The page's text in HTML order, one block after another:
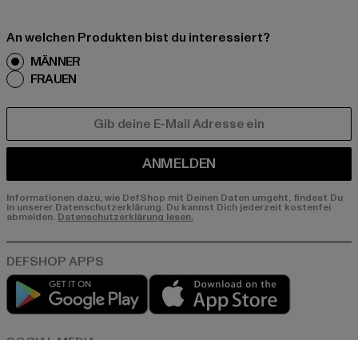
An welchen Produkten bist du interessiert?
MÄNNER
FRAUEN
ANMELDEN
Informationen dazu, wie DefShop mit Deinen Daten umgeht, findest Du
in unserer Datenschutzerklärung. Du kannst Dich jederzeit kostenfei
abmelden. Datenschutzerklärung lesen.
Play market